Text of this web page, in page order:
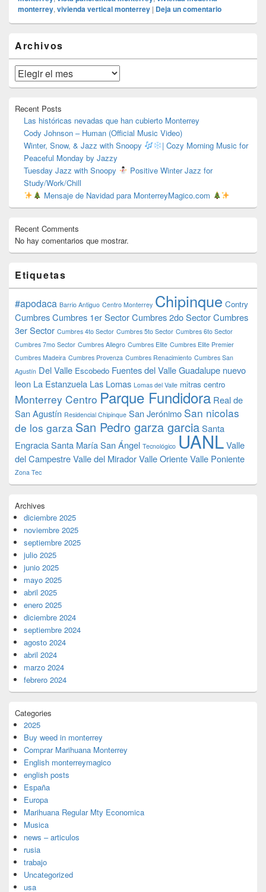
monterrey, vivienda vertical monterrey | Deja un comentario
área
de
widget
barra
lateral
Archivos
Archivos
Recent Posts
Las históricas nevadas que han cubierto Monterrey
Cody Johnson – Human (Official Music Video)
Winter, Snow, & Jazz with Snoopy
| Cozy Morning Music for
Peaceful Monday by Jazzy
Tuesday Jazz with Snoopy
Positive Winter Jazz for
Study/Work/Chill
Mensaje de Navidad para MonterreyMagico.com
Recent Comments
No hay comentarios que mostrar.
Etiquetas
#apodaca Barrio Antiguo Centro Monterrey Chipinque Contry
CumbresCumbres 1er SectorCumbres 2do SectorCumbres
3er Sector Cumbres 4to Sector Cumbres 5to Sector Cumbres 6to Sector
Cumbres 7mo Sector Cumbres Allegro Cumbres Elite Cumbres Elite Premier
Cumbres Madeira Cumbres Provenza Cumbres Renacimiento Cumbres San
Agustín Del Valle Escobedo Fuentes del ValleGuadalupe nuevo
leon La Estanzuela Las Lomas Lomas del Valle mitras centro
Monterrey Centro Parque Fundidora Real de
San Agustín Residencial Chipinque San Jerónimo San nicolas
de los garza San Pedro garza garciaSanta
EngraciaSanta MaríaSan Ángel Tecnológico UANLValle
del CampestreValle del MiradorValle OrienteValle Poniente
Zona Tec
Archives
diciembre 2025
noviembre 2025
septiembre 2025
julio 2025
junio 2025
mayo 2025
abril 2025
enero 2025
diciembre 2024
septiembre 2024
agosto 2024
abril 2024
marzo 2024
febrero 2024
Categories
2025
Buy weed in monterrey
Comprar Marihuana Monterrey
English monterreymagico
english posts
España
Europa
Marihuana Regular Mty Economica
Musica
news – articulos
rusia
trabajo
Uncategorized
usa